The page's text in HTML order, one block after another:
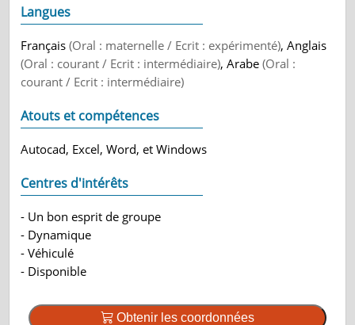
Langues
Français(Oral : maternelle / Ecrit : expérimenté), Anglais
(Oral : courant / Ecrit : intermédiaire), Arabe(Oral :
courant / Ecrit : intermédiaire)
Atouts et compétences
Autocad, Excel, Word, et Windows
Centres d'intérêts
- Un bon esprit de groupe
- Dynamique
- Véhiculé
- Disponible
Obtenir les coordonnées